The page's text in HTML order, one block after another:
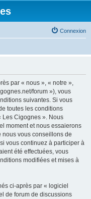
Connexion
par « nous », « notre »,
forum »), vous
suivantes. Si vous
toutes les conditions
Les Cigognes ». Nous
moment et nous essaierons
nous vous conseillons de
vous continuez à participer à
été effectuées, vous
modifiées et mises à
ci-après par « logiciel
de forum de discussions